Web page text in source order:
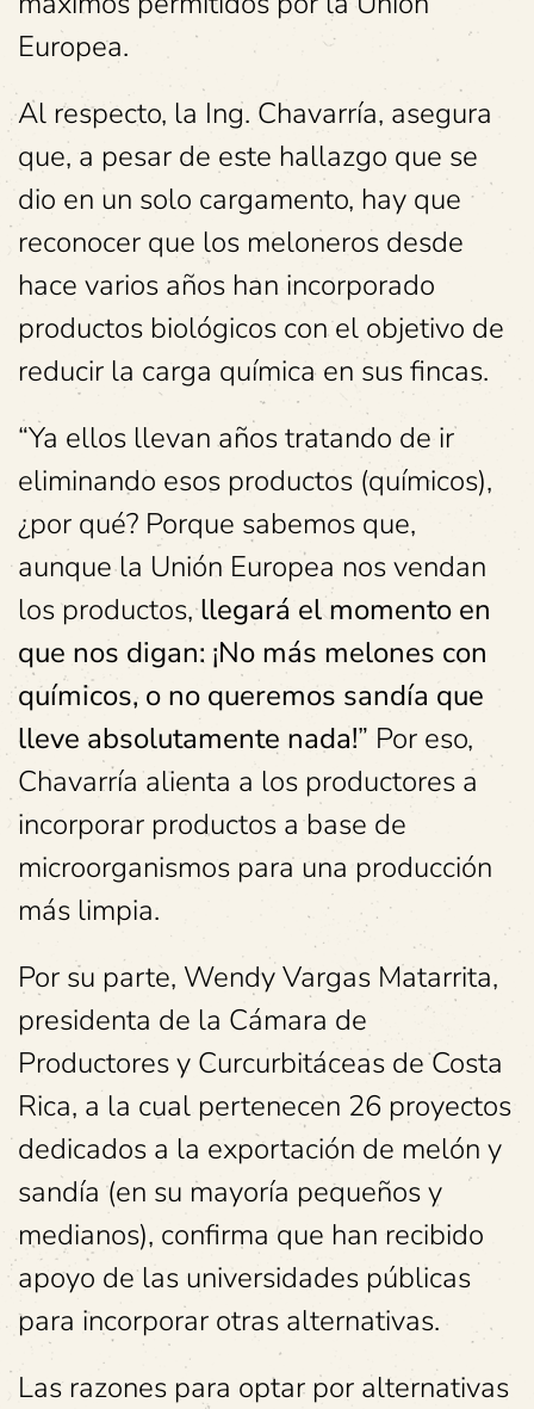
Europea.
Al respecto, la Ing. Chavarría, asegura
que, a pesar de este hallazgo que se
dio en un solo cargamento, hay que
reconocer que los meloneros desde
hace varios años han incorporado
productos biológicos con el objetivo de
reducir la carga química en sus fincas.
“Ya ellos llevan años tratando de ir
eliminando esos productos (químicos),
¿por qué? Porque sabemos que,
aunque la Unión Europea nos vendan
los productos,llegará el momento en
que nos digan: ¡No más melones con
químicos, o no queremos sandía que
lleve absolutamente nada!” Por eso,
Chavarría alienta a los productores a
incorporar productos a base de
microorganismos para una producción
más limpia.
Por su parte, Wendy Vargas Matarrita,
presidenta de la Cámara de
Productores y Curcurbitáceas de Costa
Rica, a la cual pertenecen 26 proyectos
dedicados a la exportación de melón y
sandía (en su mayoría pequeños y
medianos), confirma que han recibido
apoyo de las universidades públicas
para incorporar otras alternativas.
Las razones para optar por alternativas